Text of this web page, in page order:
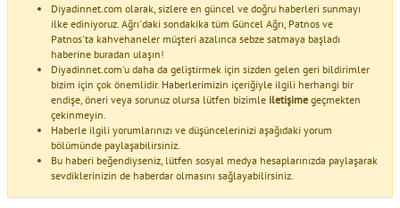
Diyadinnet.com olarak, sizlere en güncel ve doğru haberleri sunmayı
ilke ediniyoruz. Ağrı'daki sondakika tüm Güncel Ağrı, Patnos ve
Patnos'ta kahvehaneler müşteri azalınca sebze satmaya başladı
haberine buradan ulaşın!
Diyadinnet.com'u daha da geliştirmek için sizden gelen geri bildirimler
bizim için çok önemlidir. Haberlerimizin içeriğiyle ilgili herhangi bir
endişe, öneri veya sorunuz olursa lütfen bizimle iletişime geçmekten
çekinmeyin.
Haberle ilgili yorumlarınızı ve düşüncelerinizi aşağıdaki yorum
bölümünde paylaşabilirsiniz.
Bu haberi beğendiyseniz, lütfen sosyal medya hesaplarınızda paylaşarak
sevdiklerinizin de haberdar olmasını sağlayabilirsiniz.